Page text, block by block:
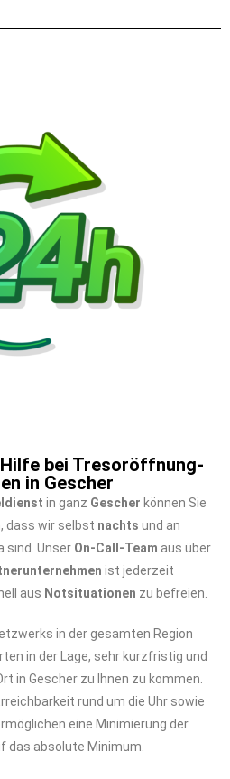
bei Tresoröffnung-
in Gescher
in ganz Gescher können Sie
dass wir selbst nachts und an
sind. Unser On-Call-Team aus über
ist jederzeit
aus Notsituationen zu befreien.
in der gesamten Region
in der Lage, sehr kurzfristig und
in Gescher zu Ihnen zu kommen.
rund um die Uhr sowie
eine Minimierung der
das absolute Minimum.